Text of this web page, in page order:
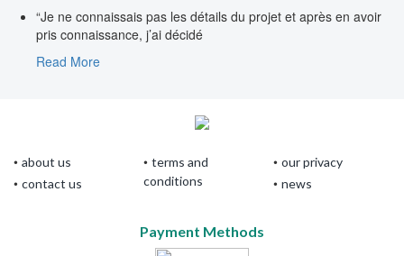
“Je ne connaissais pas les détails du projet et après en avoir
pris connaissance, j’ai décidé
Read More
about us
contact us
terms and
conditions
our privacy
news
Payment Methods